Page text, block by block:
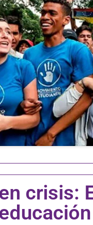
crisis: